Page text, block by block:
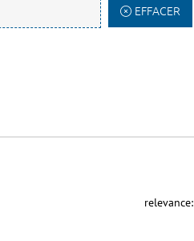
EFFACER
relevance: